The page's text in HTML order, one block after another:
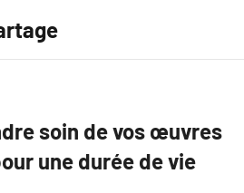
soin de vos œuvres
une durée de vie